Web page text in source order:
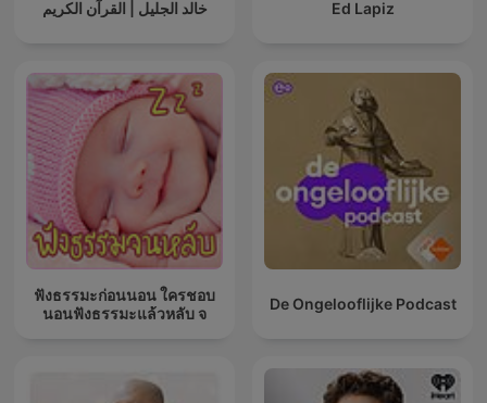
خالد الجليل | القرآن الكريم Ed Lapiz
ฟังธรรมะก่อนนอน ใครชอบ
นอนฟังธรรมะแล้วหลับ จ
De Ongelooflijke Podcast